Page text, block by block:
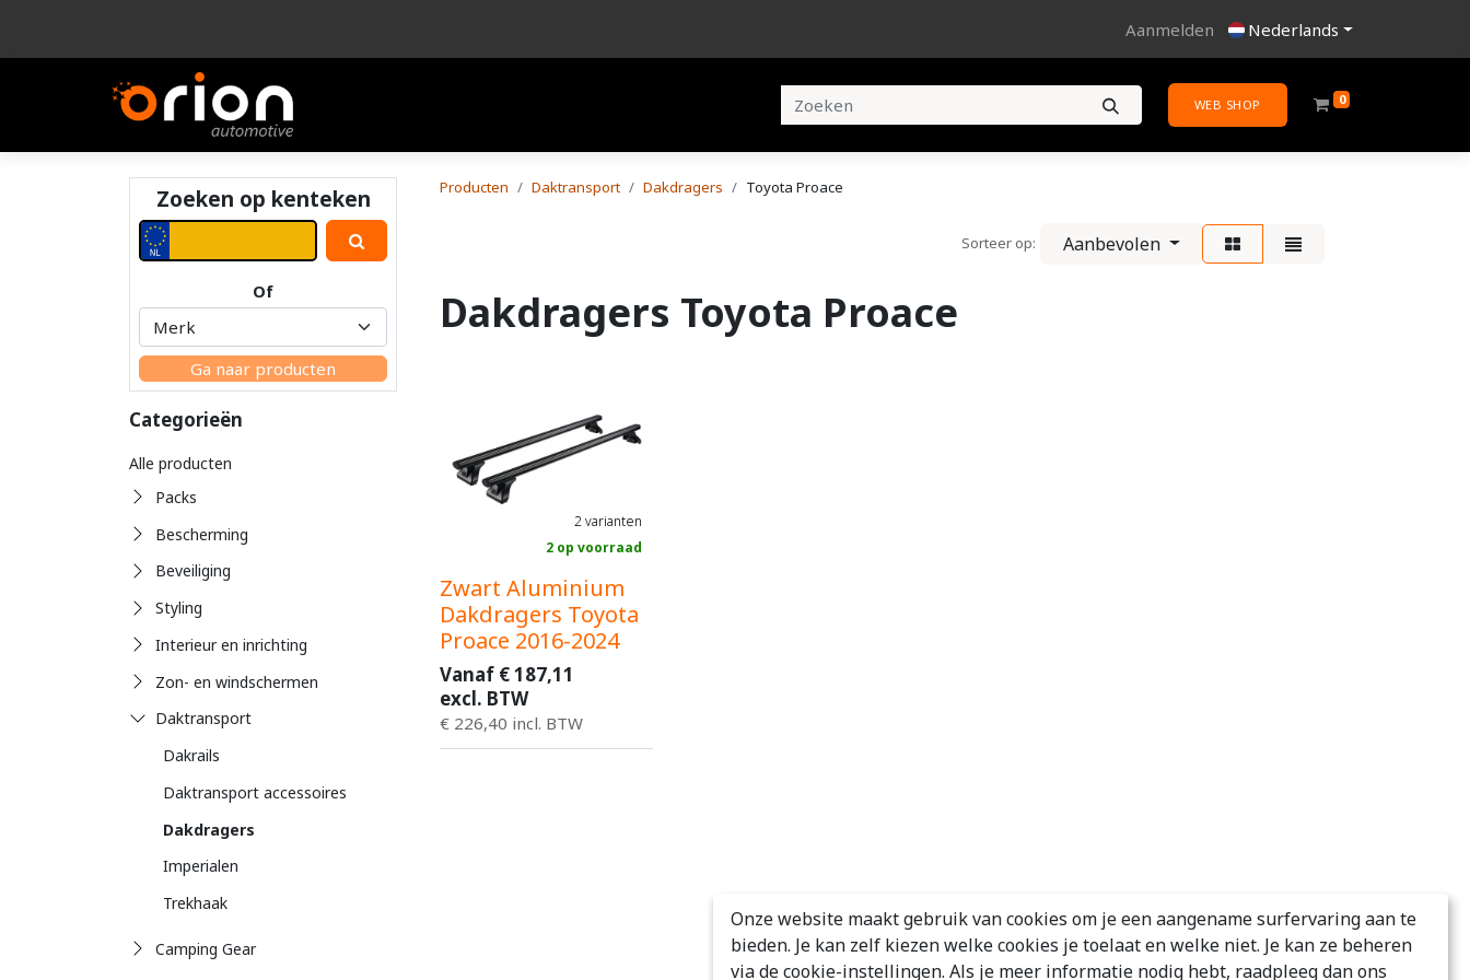
Aanmelden Nederlands
WEB SHOP 0
Zoeken op kenteken
Of
Ga naar producten
Categorieën
Alle producten
Packs
Bescherming
Beveiliging
Styling
Interieur en inrichting
Zon- en windschermen
Daktransport
Dakrails
Daktransport accessoires
Dakdragers
Imperialen
Trekhaak
Camping Gear
Producten Daktransport Dakdragers Toyota Proace
Sorteer op: Aanbevolen
Dakdragers Toyota Proace
2varianten
2 op voorraad
Zwart Aluminium
Dakdragers Toyota
Proace 2016-2024
Vanaf €187,11
excl. BTW
€ 226,40 incl. BTW
Onze website maakt gebruik van cookies om je een aangename surfervaring aan te
bieden. Je kan zelf kiezen welke cookies je toelaat en welke niet. Je kan ze beheren
via de cookie-instellingen. Als je meer informatie nodig hebt, raadpleeg dan ons